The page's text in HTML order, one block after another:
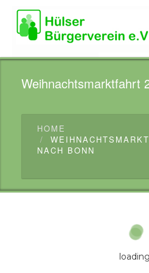
Weihnachtsmarktfahrt
HOME
NACH BONN